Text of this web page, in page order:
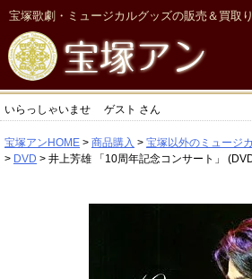
宝塚歌劇・ミュージカルグッズの販売＆買取
いらっしゃいませ ゲスト さん
宝塚アンHOME 商品購入 宝塚以外のミュージ
DVD
井上芳雄 「10周年記念コンサート」